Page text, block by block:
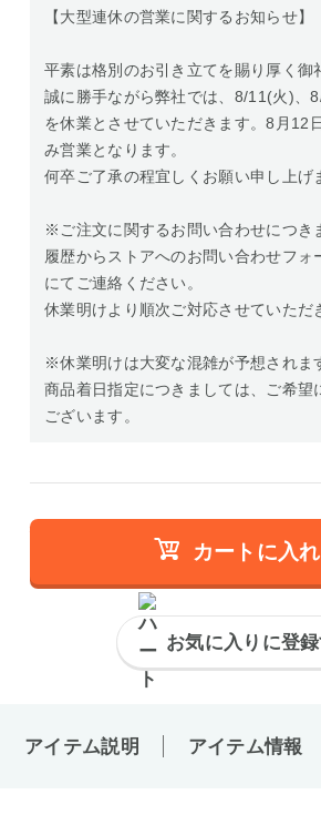
【大型連休の営業に関するお知らせ】
平素は格別のお引き立てを賜り厚く御
誠に勝手ながら弊社では、8/11(火)、
を休業とさせていただきます。8月12
み営業となります。
何卒ご了承の程宜しくお願い申し上げ
※ご注文に関するお問い合わせにつき
履歴からストアへのお問い合わせフォ
にてご連絡ください。
休業明けより順次ご対応させていただ
※休業明けは大変な混雑が予想されま
商品着日指定につきましては、ご希望
ございます。
カートに入
お気に入りに登
アイテム説明 アイテム情報